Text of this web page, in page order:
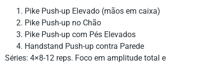
Pike Push-up Elevado (mãos em caixa)
Pike Push-up no Chão
Pike Push-up com Pés Elevados
Handstand Push-up contra Parede
Séries: 4×8-12 reps. Foco em amplitude total e